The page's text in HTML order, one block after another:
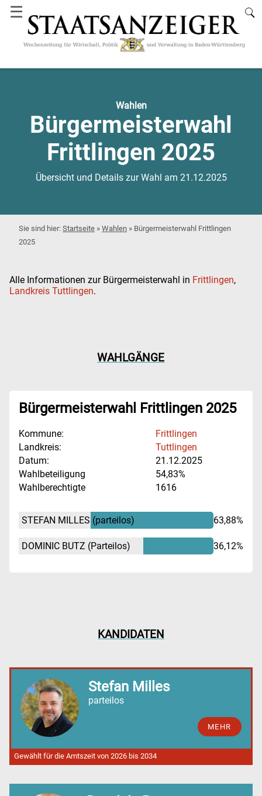
☰
Wahlen
Bürgermeisterwahl
Frittlingen 2025
Übersicht und Details zur Wahl am 21.12.2025
Startseite » Wahlen » Bürgermeisterwahl Frittlingen
2025
Alle Informationen zur Bürgermeisterwahl in Frittlingen,
Landkreis Tuttlingen.
WAHLGÄNGE
Bürgermeisterwahl Frittlingen 2025
Kommune:
Frittlingen
Landkreis:
Tuttlingen
Datum:
21.12.2025
Wahlbeteiligung
54,83%
Wahlberechtigte
1616
STEFAN MILLES (parteilos) 63,88%
DOMINIC BUTZ (Parteilos) 36,12%
KANDIDATEN
Stefan Milles
parteilos
MEHR
Gewählt für die Amtszeit von 2026 bis 2034